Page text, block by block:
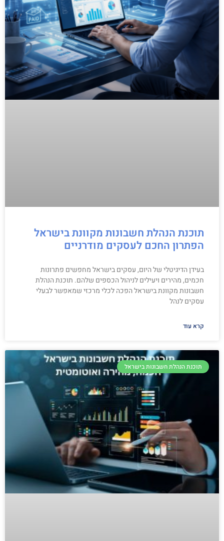
תוכנת הנהלת חשבונות מקוונת בישראל
הפתרון החכם לעסקים מודרניים
בעידן הדיגיטלי של היום, עסקים בישראל מחפשים פתרונות
חכמים, מהירים ויעילים לניהול הכספים שלהם. תוכנת הנהלת
חשבונות מקוונת בישראל הפכה לכלי מרכזי שמאפשר לבעלי
עסקים לנהל
קרא עוד
תוכנת הנהלת חשבונות בישראל